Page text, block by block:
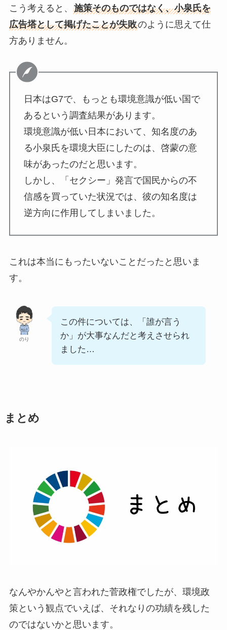
こう考えると、 施策そのものではなく、小泉氏を
広告塔として掲げたことが失敗のように思えて仕
方ありません。
日本はG7で、もっとも環境意識が低い国で
あるという調査結果があります。
環境意識が低い日本において、知名度のあ
る小泉氏を環境大臣にしたのは、啓蒙の意
味があったのだと思います。
しかし、「セクシー」発言で国民からの不
信感を買っていた状況では、彼の知名度は
逆方向に作用してしまいました。
これは本当にもったいないことだったと思いま
す。
のり
この件については、「誰が言う
か」が大事なんだと考えさせられ
ました…
まとめ
なんやかんやと言われた菅政権でしたが、環境政
策という観点でいえば、それなりの功績を残した
のではないかと思います。